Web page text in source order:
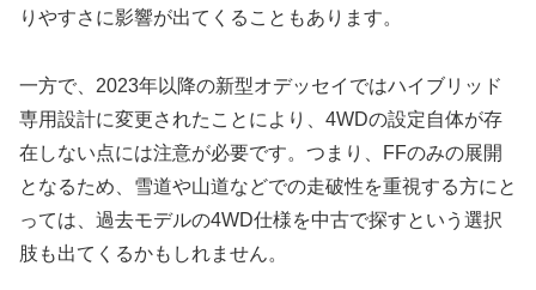
りやすさに影響が出てくることもあります。
一方で、2023年以降の新型オデッセイではハイブリッド
専用設計に変更されたことにより、4WDの設定自体が存
在しない点には注意が必要です。つまり、FFのみの展開
となるため、雪道や山道などでの走破性を重視する方にと
っては、過去モデルの4WD仕様を中古で探すという選択
肢も出てくるかもしれません。